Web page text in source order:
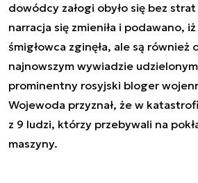
dowódcy załogi obyło się bez
narracja się zmieniła i podawano, iż
śmigłowca zginęła, ale są również
najnowszym wywiadzie
prominentny rosyjski bloger
Wojewoda przyznał, że w
z 9 ludzi, którzy przebywali na
maszyny.